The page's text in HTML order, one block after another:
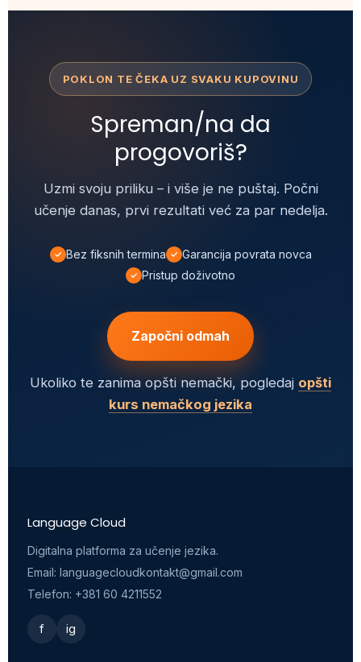
POKLON TE ČEKA UZ SVAKU KUPOVINU
Spreman/na da
progovoriš?
Uzmi svoju priliku – i više je ne puštaj. Počni
učenje danas, prvi rezultati već za par nedelja.
Bez fiksnih termina
Garancija povrata novca
Pristup doživotno
Započni odmah
Ukoliko te zanima opšti nemački, pogledaj opšti
kurs nemačkog jezika
Language Cloud
Digitalna platforma za učenje jezika.
Email: languagecloudkontakt@gmail.com
Telefon: +381 60 4211552
f ig